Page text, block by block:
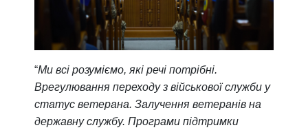
“Ми всі розуміємо, які речі потрібні.
Врегулювання переходу з військової служби у
статус ветерана. Залучення ветеранів на
державну службу. Програми підтримки